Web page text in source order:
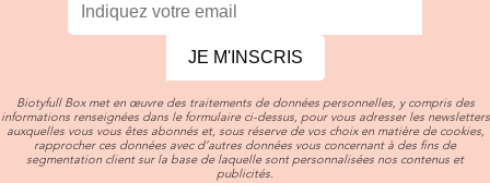
JE M'INSCRIS
Biotyfull Box met en œuvre des traitements de données personnelles, y compris des
informations renseignées dans le formulaire ci-dessus, pour vous adresser les newsletters
auxquelles vous vous êtes abonnés et, sous réserve de vos choix en matière de cookies,
rapprocher ces données avec d’autres données vous concernant à des fins de
segmentation client sur la base de laquelle sont personnalisées nos contenus et
publicités.